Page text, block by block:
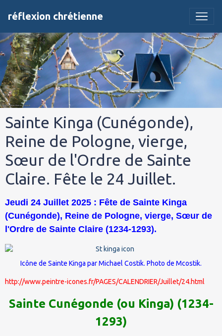
réflexion chrétienne
Sainte Kinga (Cunégonde),
Reine de Pologne, vierge,
Sœur de l'Ordre de Sainte
Claire. Fête le 24 Juillet.
Jeudi 24 Juillet 2025 : Fête de Sainte Kinga
(Cunégonde), Reine de Pologne, vierge, Sœur de
l'Ordre de Sainte Claire (1234-1293).
Icône de Sainte Kinga par Michael Costik. Photo de Mcostik.
http://www.peintre-icones.fr/PAGES/CALENDRIER/Juillet/24.html
Sainte Cunégonde (ou Kinga) (1234-
1293)